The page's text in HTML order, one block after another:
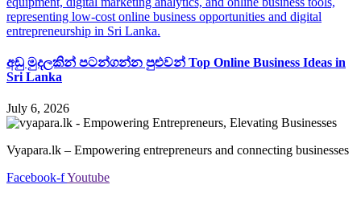
අඩු මුදලකින් පටන්ගන්න පුළුවන් Top Online Business Ideas in
Sri Lanka
July 6, 2026
Vyapara.lk – Empowering entrepreneurs and connecting businesses
Facebook-fYoutube